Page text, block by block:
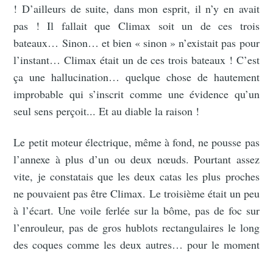
! D’ailleurs de suite, dans mon esprit, il n’y en avait
pas ! Il fallait que Climax soit un de ces trois
bateaux… Sinon… et bien « sinon » n’existait pas pour
l’instant… Climax était un de ces trois bateaux ! C’est
ça une hallucination… quelque chose de hautement
improbable qui s’inscrit comme une évidence qu’un
seul sens perçoit... Et au diable la raison !
Le petit moteur électrique, même à fond, ne pousse pas
l’annexe à plus d’un ou deux nœuds. Pourtant assez
vite, je constatais que les deux catas les plus proches
ne pouvaient pas être Climax. Le troisième était un peu
à l’écart. Une voile ferlée sur la bôme, pas de foc sur
l’enrouleur, pas de gros hublots rectangulaires le long
des coques comme les deux autres… pour le moment